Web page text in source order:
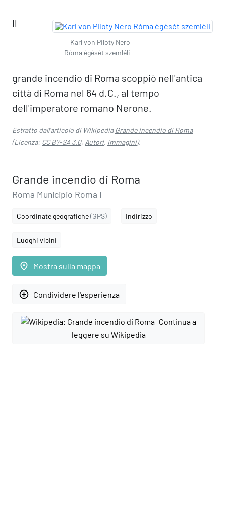
Karl von Piloty Nero
Róma égését szemléli
Il
grande incendio di Roma scoppiò nell'antica
città di Roma nel 64 d.C., al tempo
dell'imperatore romano Nerone.
Estratto dall'articolo di WikipediaGrande incendio di Roma
(Licenza: CC BY-SA 3.0, Autori, Immagini).
Grande incendio di Roma
Roma Municipio Roma I
Coordinate geografiche(GPS) Indirizzo
Luoghi vicini
place Mostra sulla mappa
add_circle_outline Condividere l'esperienza
Continua a
leggere su Wikipedia